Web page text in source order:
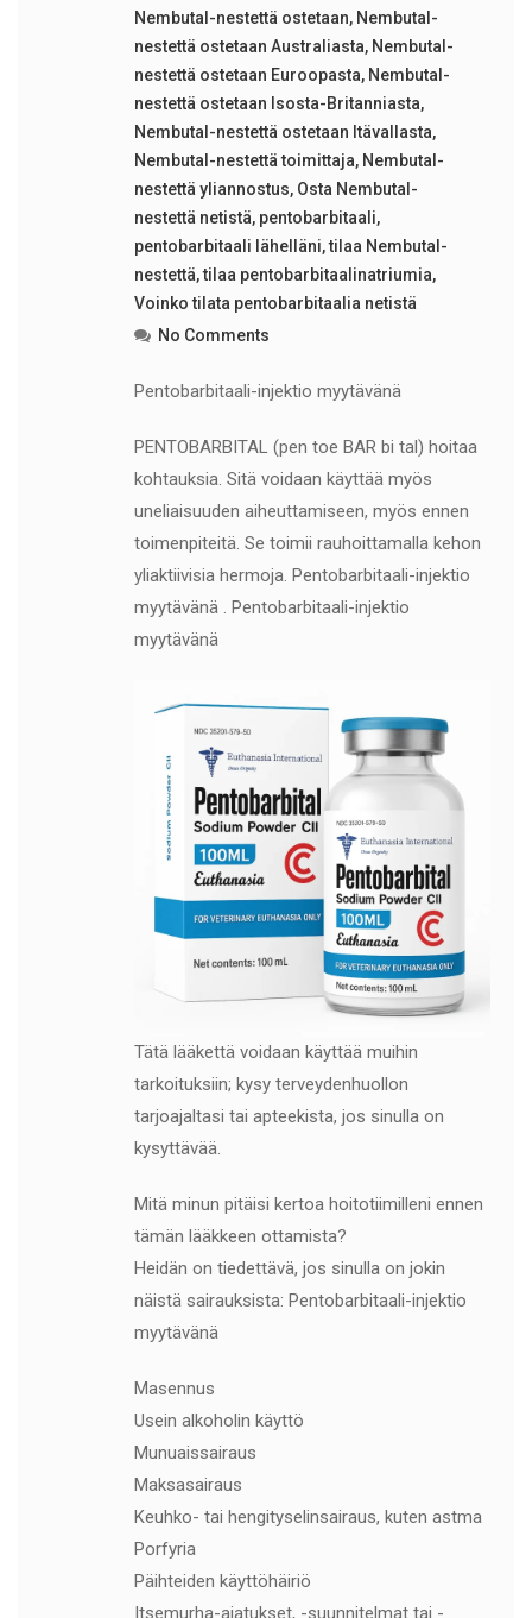
Nembutal-nestettä ostetaan, Nembutal-
nestettä ostetaan Australiasta, Nembutal-
nestettä ostetaan Euroopasta, Nembutal-
nestettä ostetaan Isosta-Britanniasta,
Nembutal-nestettä ostetaan Itävallasta,
Nembutal-nestettä toimittaja, Nembutal-
nestettä yliannostus, Osta Nembutal-
nestettä netistä, pentobarbitaali,
pentobarbitaali lähelläni,tilaa Nembutal-
nestettä,tilaa pentobarbitaalinatriumia,
Voinko tilata pentobarbitaalia netistä
No Comments
Pentobarbitaali-injektio myytävänä
PENTOBARBITAL (pen toe BAR bi tal) hoitaa
kohtauksia. Sitä voidaan käyttää myös
uneliaisuuden aiheuttamiseen, myös ennen
toimenpiteitä. Se toimii rauhoittamalla kehon
yliaktiivisia hermoja. Pentobarbitaali-injektio
myytävänä . Pentobarbitaali-injektio
myytävänä
Tätä lääkettä voidaan käyttää muihin
tarkoituksiin; kysy terveydenhuollon
tarjoajaltasi tai apteekista, jos sinulla on
kysyttävää.
Mitä minun pitäisi kertoa hoitotiimilleni ennen
tämän lääkkeen ottamista?
Heidän on tiedettävä, jos sinulla on jokin
näistä sairauksista: Pentobarbitaali-injektio
myytävänä
Masennus
Usein alkoholin käyttö
Munuaissairaus
Maksasairaus
Keuhko- tai hengityselinsairaus, kuten astma
Porfyria
Päihteiden käyttöhäiriö